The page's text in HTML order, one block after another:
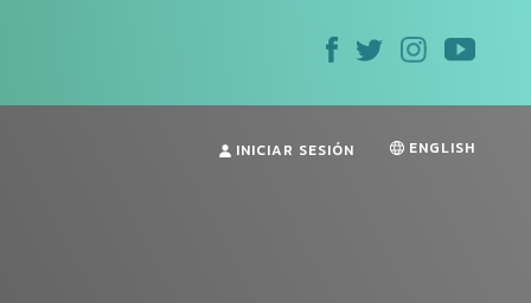
INICIAR SESIÓN ENGLISH